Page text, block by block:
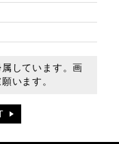
しています。画
います。